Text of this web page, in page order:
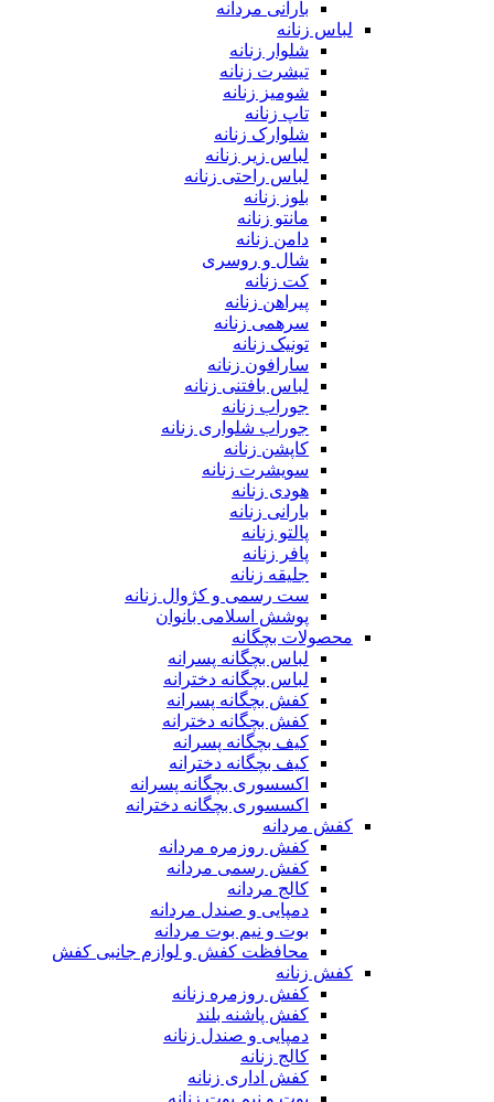
بارانی مردانه
لباس زنانه
شلوار زنانه
تیشرت زنانه
شومیز زنانه
تاپ زنانه
شلوارک زنانه
لباس زیر زنانه
لباس راحتی زنانه
بلوز زنانه
مانتو زنانه
دامن زنانه
شال و روسری
کت زنانه
پیراهن زنانه
سرهمی زنانه
تونیک زنانه
سارافون زنانه
لباس بافتنی زنانه
جوراب زنانه
جوراب شلواری زنانه
کاپشن زنانه
سویشرت زنانه
هودی زنانه
بارانی زنانه
پالتو زنانه
پافر زنانه
جلیقه زنانه
ست رسمی و کژوال زنانه
پوشش اسلامی بانوان
محصولات بچگانه
لباس بچگانه پسرانه
لباس بچگانه دخترانه
کفش بچگانه پسرانه
کفش بچگانه دخترانه
کیف بچگانه پسرانه
کیف بچگانه دخترانه
اکسسوری بچگانه پسرانه
اکسسوری بچگانه دخترانه
کفش مردانه
کفش روزمره مردانه
کفش رسمی مردانه
کالج مردانه
دمپایی و صندل مردانه
بوت و نیم بوت مردانه
محافظت کفش و لوازم جانبی کفش
کفش زنانه
کفش روزمره زنانه
کفش پاشنه بلند
دمپایی و صندل زنانه
کالج زنانه
کفش اداری زنانه
بوت و نیم بوت زنانه